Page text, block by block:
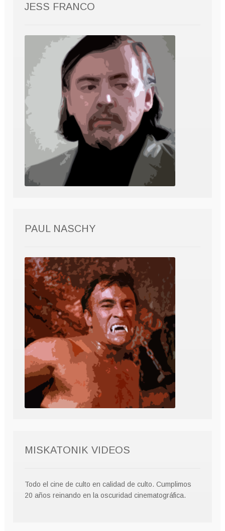
JESS FRANCO
PAUL NASCHY
MISKATONIK VIDEOS
Todo el cine de culto en calidad de culto. Cumplimos
20 años reinando en la oscuridad cinematográfica.